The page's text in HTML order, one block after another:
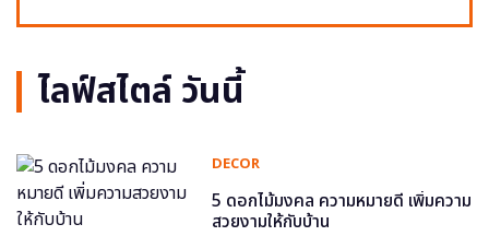
ไลฟ์สไตล์ วันนี้
DECOR
5 ดอกไม้มงคล ความหมายดี เพิ่มความ
สวยงามให้กับบ้าน